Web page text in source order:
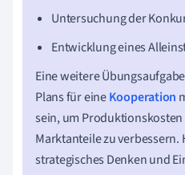
Untersuchung der
Entwicklung eines
Eine weitere
Plans für eineKooperation
sein, um Produktionskosten
Marktanteile zu verbessern.
strategisches Denken und